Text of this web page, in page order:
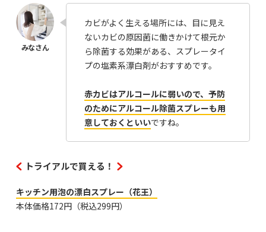
カビがよく生える場所には、目に見え
ないカビの原因菌に働きかけて根元か
ら除菌する効果がある、スプレータイ
プの塩素系漂白剤がおすすめです。
赤カビはアルコールに弱いので、予防
のためにアルコール除菌スプレーも用
意しておくといいですね。
トライアルで買える！
キッチン用泡の漂白スプレー（花王）
本体価格172円（税込299円）